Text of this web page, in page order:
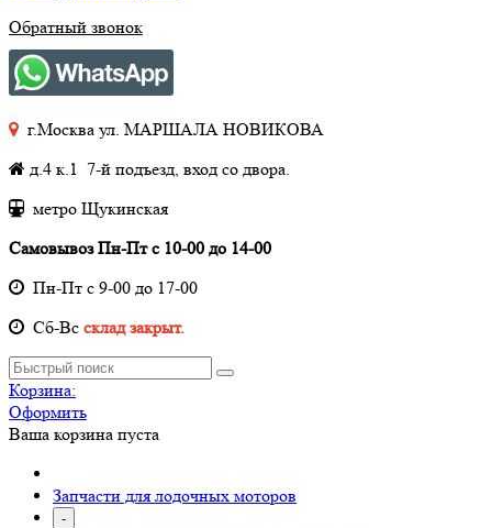
Обратный звонок
г.Москва ул. МАРШАЛА НОВИКОВА
д.4 к.1 7-й подъезд, вход со двора.
метро Щукинская
Самовывоз Пн-Пт с 10-00 до 14-00
Пн-Пт с 9-00 до 17-00
Cб-Вс склад закрыт.
Корзина:
Оформить
Ваша корзина пуста
Запчасти для лодочных моторов
-